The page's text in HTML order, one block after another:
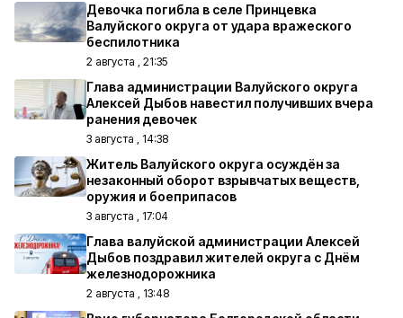
Девочка погибла в селе Принцевка
Валуйского округа от удара вражеского
беспилотника
2 августа , 21:35
Глава администрации Валуйского округа
Алексей Дыбов навестил получивших вчера
ранения девочек
3 августа , 14:38
Житель Валуйского округа осуждён за
незаконный оборот взрывчатых веществ,
оружия и боеприпасов
3 августа , 17:04
Глава валуйской администрации Алексей
Дыбов поздравил жителей округа с Днём
железнодорожника
2 августа , 13:48